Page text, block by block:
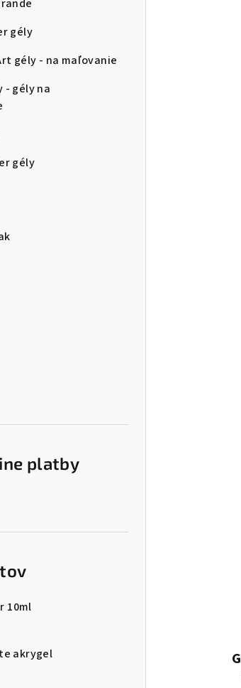
gély
gély - na maľovanie
- gély na
gély
platby
10ml
akrygel